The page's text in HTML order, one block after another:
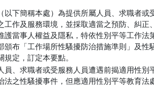
以下簡稱本處）為提供所屬人員、求職者或
工作及服務環境，並採取適當之預防、糾正
護當事人權益及隱私，特依性別平等工作法
頒布「工作場所性騷擾防治措施準則」及性
規定，訂定本要點。
員、求職者或受服務人員遭遇前揭適用性別
法之性騷擾事件，但應適用性別平等教育法